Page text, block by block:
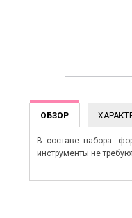
ОБЗОР
В составе набора:
инструменты не